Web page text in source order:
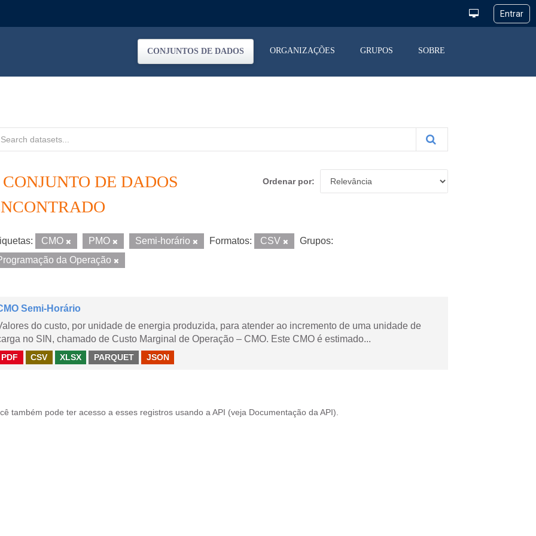
CONJUNTOS DE DADOS ORGANIZAÇÕES GRUPOS SOBRE
Ordenar por
CONJUNTO DE DADOS
CMO PMO Semi-horário Formatos: CSV
Grupos:
da Operação
Semi-Horário
do custo, por unidade de energia produzida, para atender ao incremento de uma unidade de
no SIN, chamado de Custo Marginal de Operação – CMO. Este CMO é estimado...
PDF CSV XLSX PARQUET JSON
também pode ter acesso a esses registros usando a API (veja Documentação da API ).